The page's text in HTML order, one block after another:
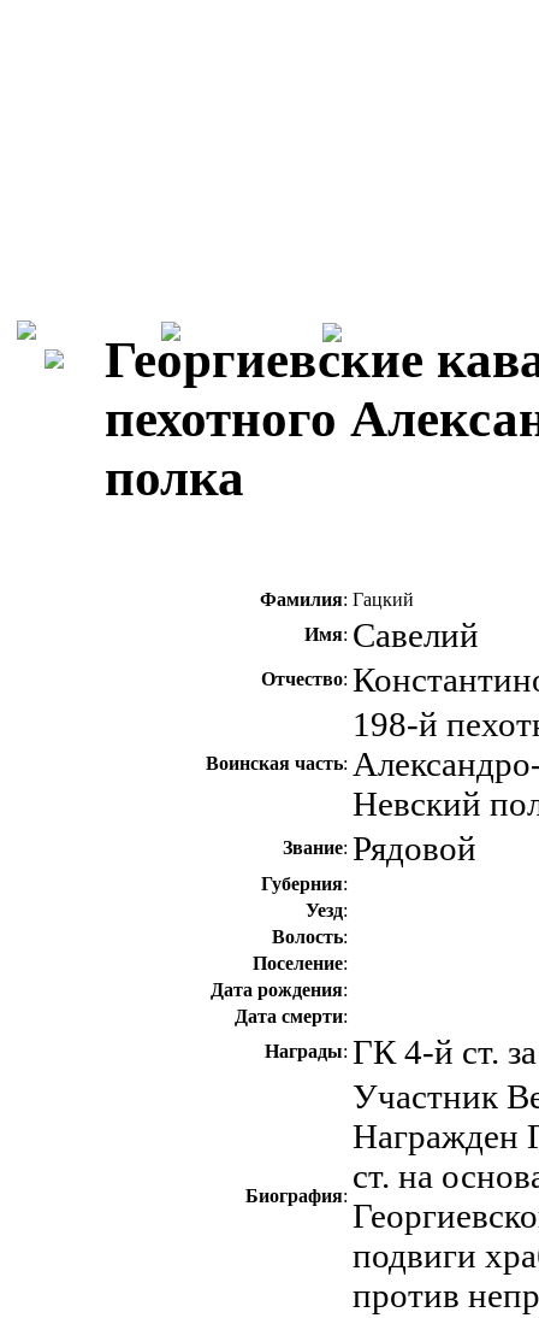
Георгиевские
пехотного
полка
Фамилия: Гацкий
Имя: Савелий
Отчество:
Воинская часть:
198-й
Невский
Звание: Рядовой
Губерния:
Уезд:
Волость:
Поселение:
Дата рождения:
Дата смерти:
Награды: ГК 4-й ст.
Биография:
Участник
Награжден
ст. на
подвиги
против